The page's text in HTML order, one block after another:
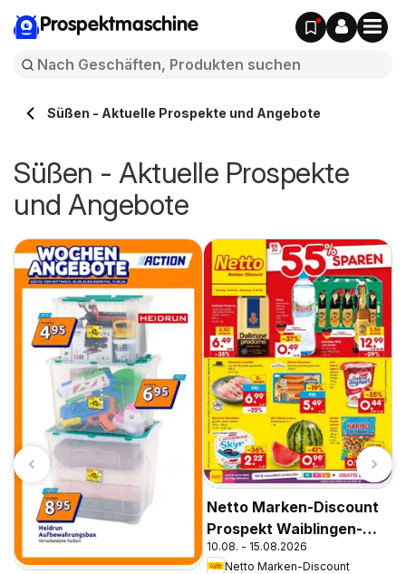
Prospektmaschine
Süßen - Aktuelle Prospekte und Angebote
Süßen - Aktuelle Prospekte
und Angebote
Netto Marken-Discount
Prospekt Waiblingen-
Bittenfeld
10.08. - 15.08.2026
Netto Marken-Discount